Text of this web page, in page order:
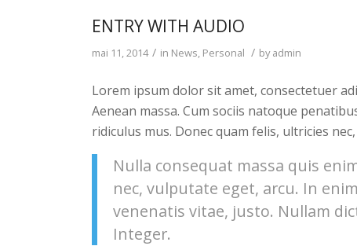
ENTRY WITH AUDIO
mai 11, 2014 / in News, Personal / byadmin
Lorem ipsum dolor sit amet, consectetuer
Aenean massa. Cum sociis natoque
ridiculus mus. Donec quam felis, ultricies
Nulla consequat massa quis
nec, vulputate eget, arcu. In
venenatis vitae, justo. Nullam
Integer.